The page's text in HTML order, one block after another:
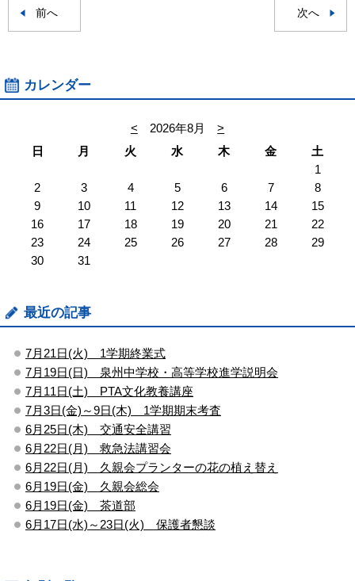
前へ 次へ
カレンダー
< 2026年8月
>
日
月 火 水 木 金
土
1
2
3 4 5 6 7
8
9
10 11 12 13 14
15
16
17 18 19 20 21
22
23
24 25 26 27 28
29
30
31
最近の記事
7月21日(火) 1学期終業式
7月19日(日) 泉州中学校・高等学校進学説明会
7月11日(土) PTA文化教養講座
7月3日(金)～9日(木) 1学期期末考査
6月25日(木) 交通安全講習
6月22日(月) 救急法講習会
6月22日(月) 久親会プランターの花の植え替え
6月19日(金) 久親会総会
6月19日(金) 茶道部
6月17日(水)～23日(火) 保護者懇談